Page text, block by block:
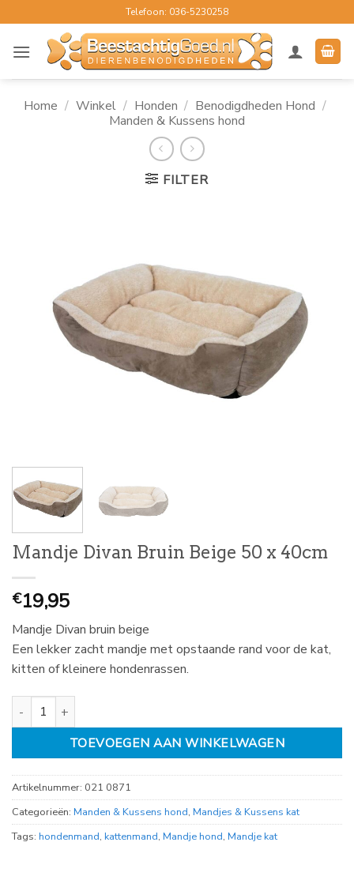
naar
inhoud
Telefoon: 036-5230258
Home / Winkel / Honden / Benodigdheden Hond /
Manden & Kussens hond
FILTER
Mandje Divan Bruin Beige 50 x 40cm
€19,95
Mandje Divan bruin beige
Een lekker zacht mandje met opstaande rand voor de kat,
kitten of kleinere hondenrassen.
Mandje Divan Bruin Beige 50 x 40cm aantal
TOEVOEGEN AAN WINKELWAGEN
Artikelnummer: 021 0871
Categorieën: Manden & Kussens hond, Mandjes & Kussens kat
Tags: hondenmand, kattenmand, Mandje hond, Mandje kat